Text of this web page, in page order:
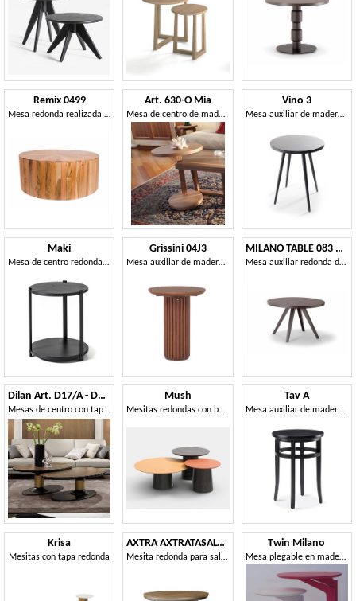
Remix 0499
Mesa redonda realizada en varios tipos de madera.
Art. 630-O Mia
Mesa de centro de madera con tapa ovalada
Vino 3
Mesa auxiliar de madera, con tapa redonda
Maki
Mesa de centro redonda en roble macizo
Grissini 04J3
Mesa auxiliar de madera de teca, acabado de aceite y cera
MILANO TABLE 083 H44 T
Mesa auxiliar redonda de madera
Dilan Art. D17/A - D17/B
Mesas de centro con tapa ovalada
Mush
Mesitas redondas con base cónica de madera
Tav A
Mesa auxiliar de madera con tapa redonda
Krisa
Mesitas con tapa redonda
AXTRA AXTRATASALTO / mesa auxiliar redonda
Mesita redonda para salón, en madera de nogal canaletto
Twin Milano
Mesa plegable en madera de haya, estilo moderno